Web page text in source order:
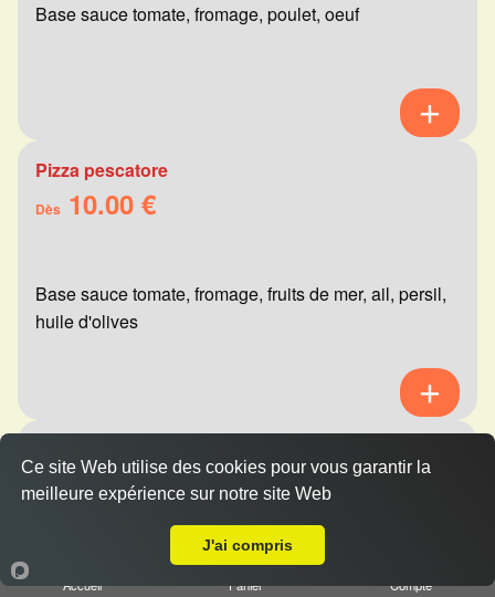
Base sauce tomate, fromage, poulet, oeuf
Pizza pescatore
Dès 10.00 €
Base sauce tomate, fromage, fruits de mer, ail, persil,
huile d'olives
Dès10.00 €
Base sauce tomate, fromage, viande hachée,
Accueil Panier Compte
Ce site Web utilise des cookies pour vous garantir la
meilleure expérience sur notre site Web
J'ai compris